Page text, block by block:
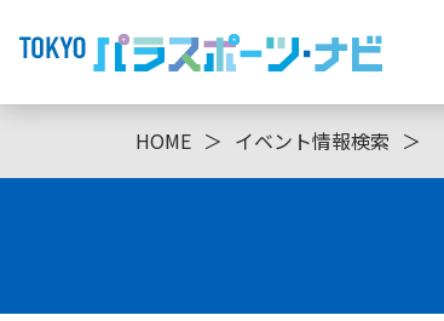
HOME ＞ イベント情報検索 ＞